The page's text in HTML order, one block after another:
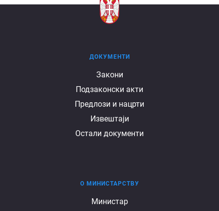
ДОКУМЕНТИ
Закони
Подзаконски акти
Предлози и нацрти
Извештаји
Остали документи
О МИНИСТАРСТВУ
Министар